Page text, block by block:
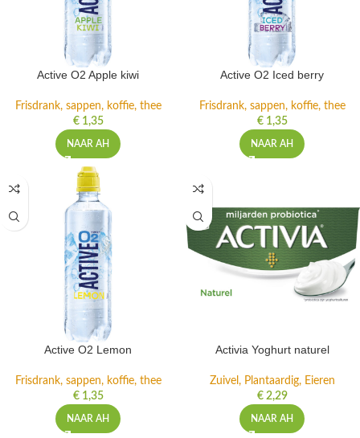
Active O2 Apple kiwi
Frisdrank, sappen, koffie, thee
€1,35
NAAR AH
Active O2 Iced berry
Frisdrank, sappen, koffie, thee
€1,35
NAAR AH
Active O2 Lemon
Frisdrank, sappen, koffie, thee
€1,35
NAAR AH
Activia Yoghurt naturel
Zuivel, Plantaardig, Eieren
€2,29
NAAR AH